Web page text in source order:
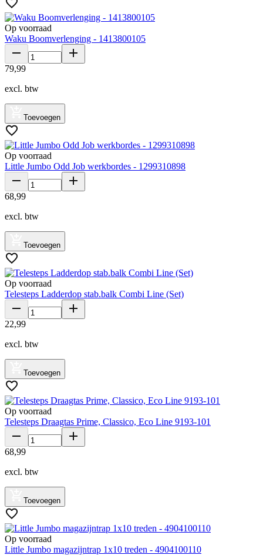
Op voorraad
Waku Boomverlenging - 1413800105
79,99
excl. btw
Toevoegen
Op voorraad
Little Jumbo Odd Job werkbordes - 1299310898
68,99
excl. btw
Toevoegen
Op voorraad
Telesteps Ladderdop stab.balk Combi Line (Set)
22,99
excl. btw
Toevoegen
Op voorraad
Telesteps Draagtas Prime, Classico, Eco Line 9193-101
68,99
excl. btw
Toevoegen
Op voorraad
Little Jumbo magazijntrap 1x10 treden - 4904100110